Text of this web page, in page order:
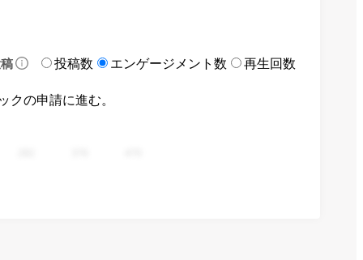
投稿数 エンゲージメント数 再生回数
の申請に進む。